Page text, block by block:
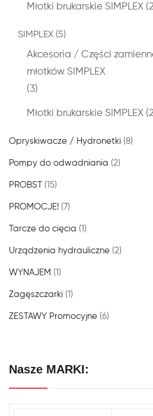
Młotki brukarskie SIMPLEX
SIMPLEX (5)
Akcesoria / Części
młotków SIMPLEX
(3)
Młotki brukarskie SIMPLEX
Opryskiwacze / Hydronetki (8)
Pompy do odwadniania (2)
PROBST (15)
PROMOCJE! (7)
Tarcze do cięcia (1)
Urządzenia hydrauliczne (2)
WYNAJEM (1)
Zagęszczarki (1)
ZESTAWY Promocyjne (6)
Nasze MARKI: